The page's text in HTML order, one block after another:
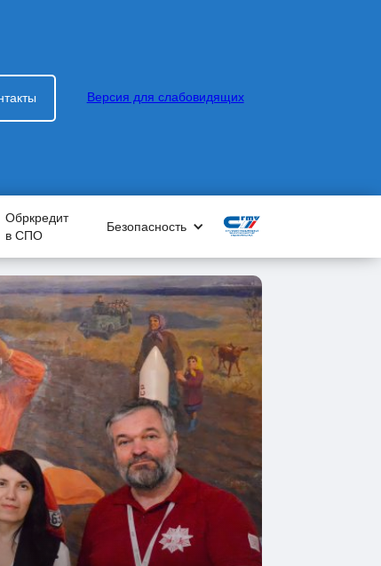
Версия для слабовидящих
Обркредит
в СПО
Безопасность